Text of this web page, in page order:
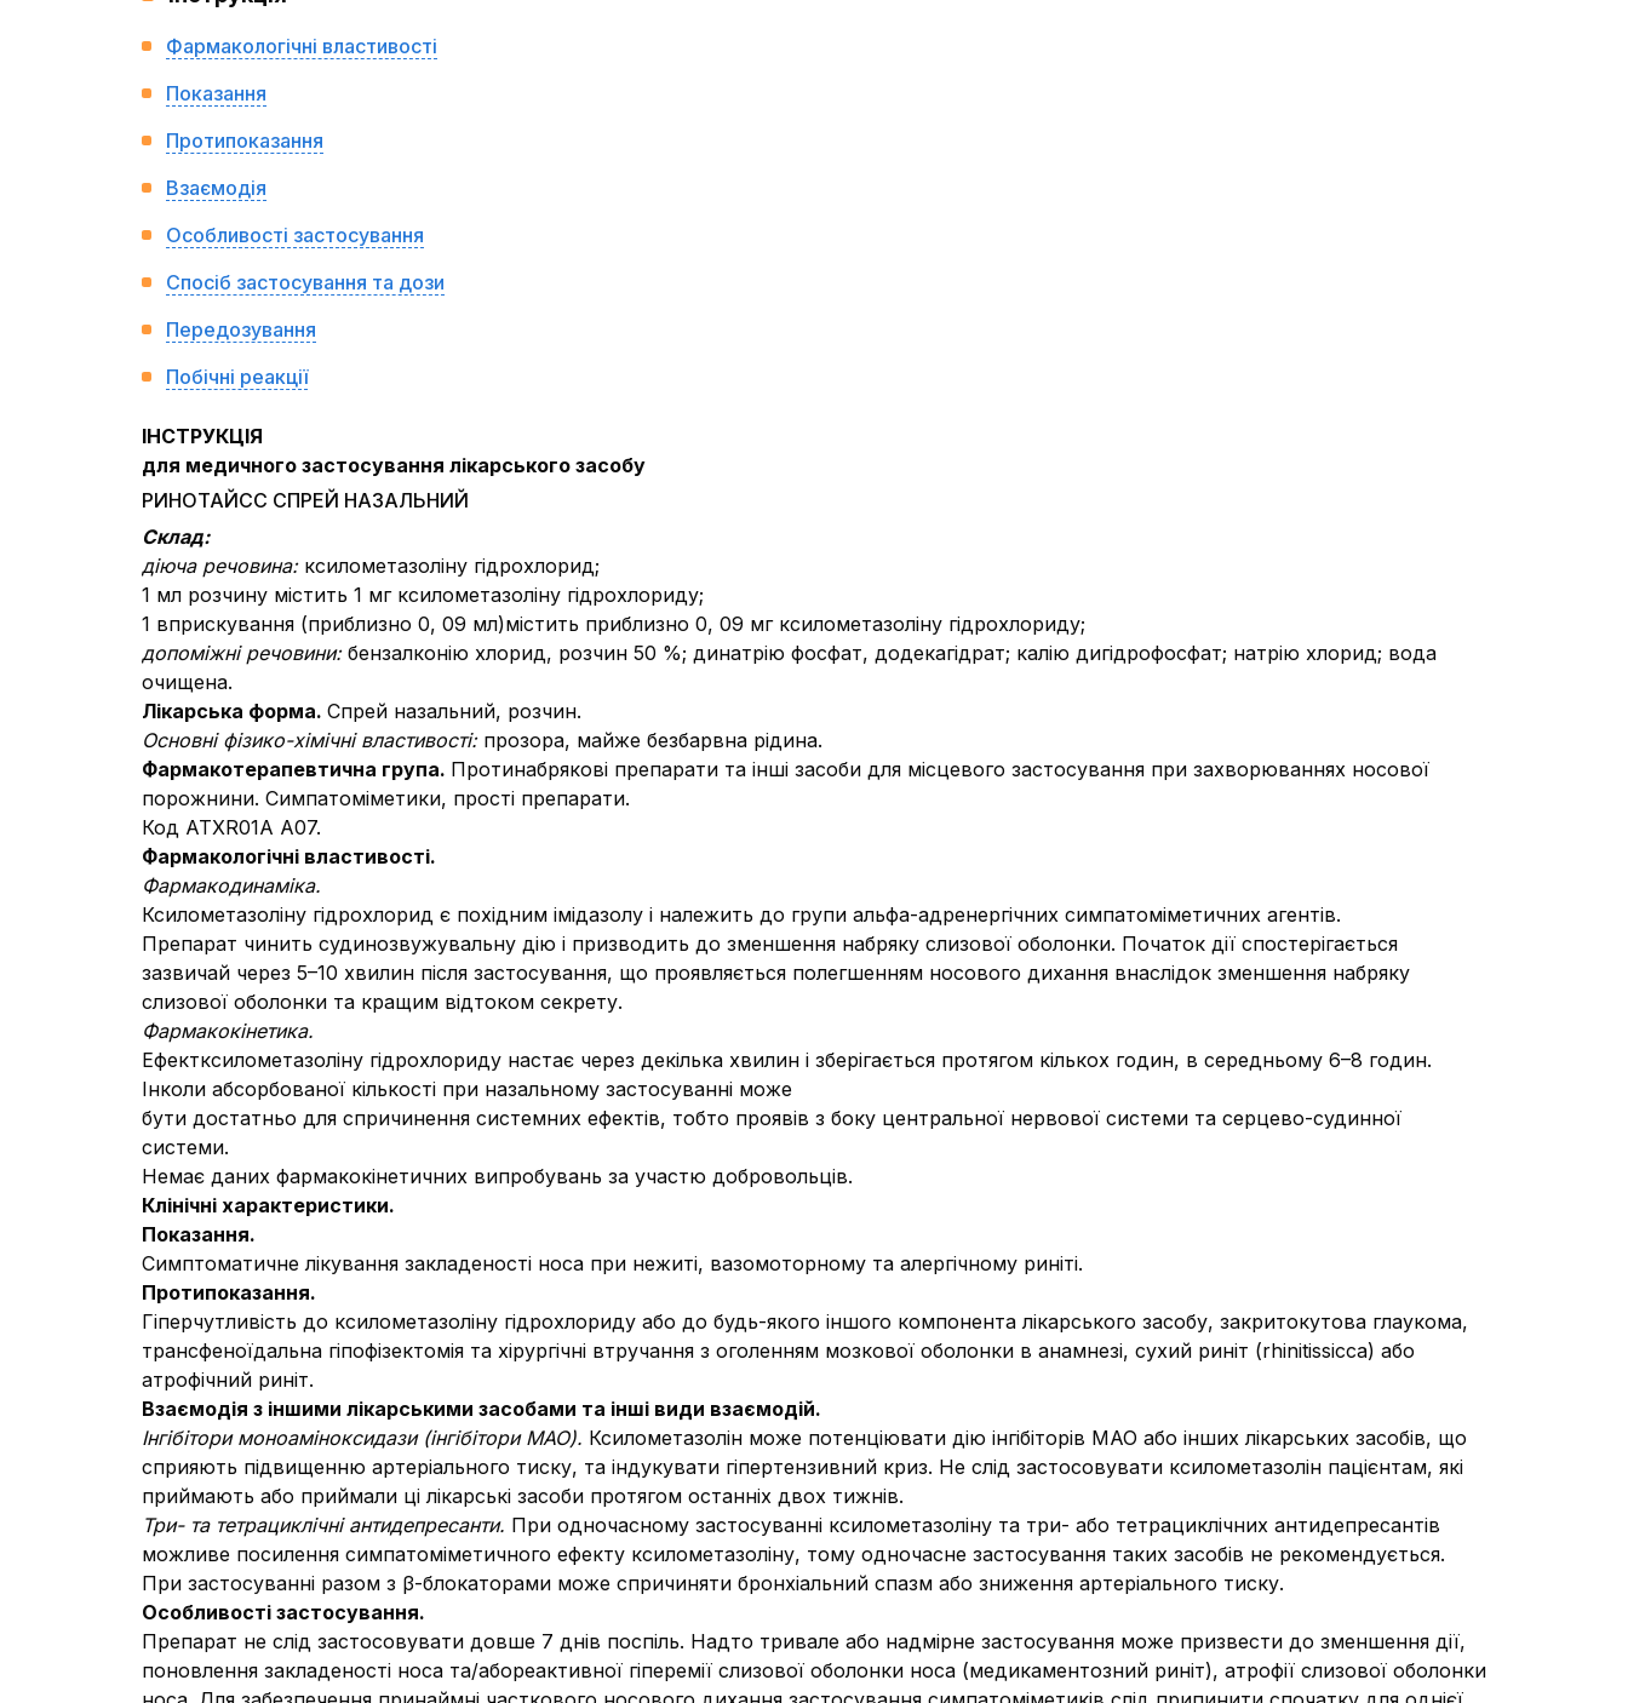
Фармакологічні властивості
Показання
Протипоказання
Взаємодія
Особливості застосування
Спосіб застосування та дози
Передозування
Побічні реакції
ІНСТРУКЦІЯ
для медичного застосування лікарського засобу
РИНОТАЙСС СПРЕЙ НАЗАЛЬНИЙ
Склад:
діюча речовина: ксилометазоліну гідрохлорид;
1 мл розчину містить 1 мг ксилометазоліну гідрохлориду;
1 вприскування (приблизно 0, 09 мл)містить приблизно 0, 09 мг ксилометазоліну гідрохлориду;
допоміжні речовини: бензалконію хлорид, розчин 50 %; динатрію фосфат, додекагідрат; калію дигідрофосфат; натрію хлорид; вода
очищена.
Лікарська форма. Спрей назальний, розчин.
Основні фізико-хімічні властивості: прозора, майже безбарвна рідина.
Фармакотерапевтична група. Протинабрякові препарати та інші засоби для місцевого застосування при захворюваннях носової
порожнини. Симпатоміметики, прості препарати.
Код АТХR01A A07.
Фармакологічні властивості.
Фармакодинаміка.
Ксилометазоліну гідрохлорид є похідним імідазолу і належить до групи альфа-адренергічних симпатоміметичних агентів.
Препарат чинить судинозвужувальну дію і призводить до зменшення набряку слизової оболонки. Початок дії спостерігається
зазвичай через 5–10 хвилин після застосування, що проявляється полегшенням носового дихання внаслідок зменшення набряку
слизової оболонки та кращим відтоком секрету.
Фармакокінетика.
Ефектксилометазоліну гідрохлориду настає через декілька хвилин і зберігається протягом кількох годин, в середньому 6–8 годин.
Інколи абсорбованої кількості при назальному застосуванні може
бути достатньо для спричинення системних ефектів, тобто проявів з боку центральної нервової системи та серцево-судинної
системи.
Немає даних фармакокінетичних випробувань за участю добровольців.
Клінічні характеристики.
Показання.
Симптоматичне лікування закладеності носа при нежиті, вазомоторному та алергічному риніті.
Протипоказання.
Гіперчутливість до ксилометазоліну гідрохлориду або до будь-якого іншого компонента лікарського засобу, закритокутова глаукома,
трансфеноїдальна гіпофізектомія та хірургічні втручання з оголенням мозкової оболонки в анамнезі, сухий риніт (rhinitissicca) або
атрофічний риніт.
Взаємодія з іншими лікарськими засобами та інші види взаємодій.
Інгібітори моноаміноксидази (інгібітори МАО). Ксилометазолін може потенціювати дію інгібіторів МАО або інших лікарських засобів, що
сприяють підвищенню артеріального тиску, та індукувати гіпертензивний криз. Не слід застосовувати ксилометазолін пацієнтам, які
приймають або приймали ці лікарські засоби протягом останніх двох тижнів.
Три- та тетрациклічні антидепресанти. При одночасному застосуванні ксилометазоліну та три- або тетрациклічних антидепресантів
можливе посилення симпатоміметичного ефекту ксилометазоліну, тому одночасне застосування таких засобів не рекомендується.
При застосуванні разом з β-блокаторами може спричиняти бронхіальний спазм або зниження артеріального тиску.
Особливості застосування.
Препарат не слід застосовувати довше 7 днів поспіль. Надто тривале або надмірне застосування може призвести до зменшення дії,
поновлення закладеності носа та/абореактивної гіперемії слизової оболонки носа (медикаментозний риніт), атрофії слизової оболонки